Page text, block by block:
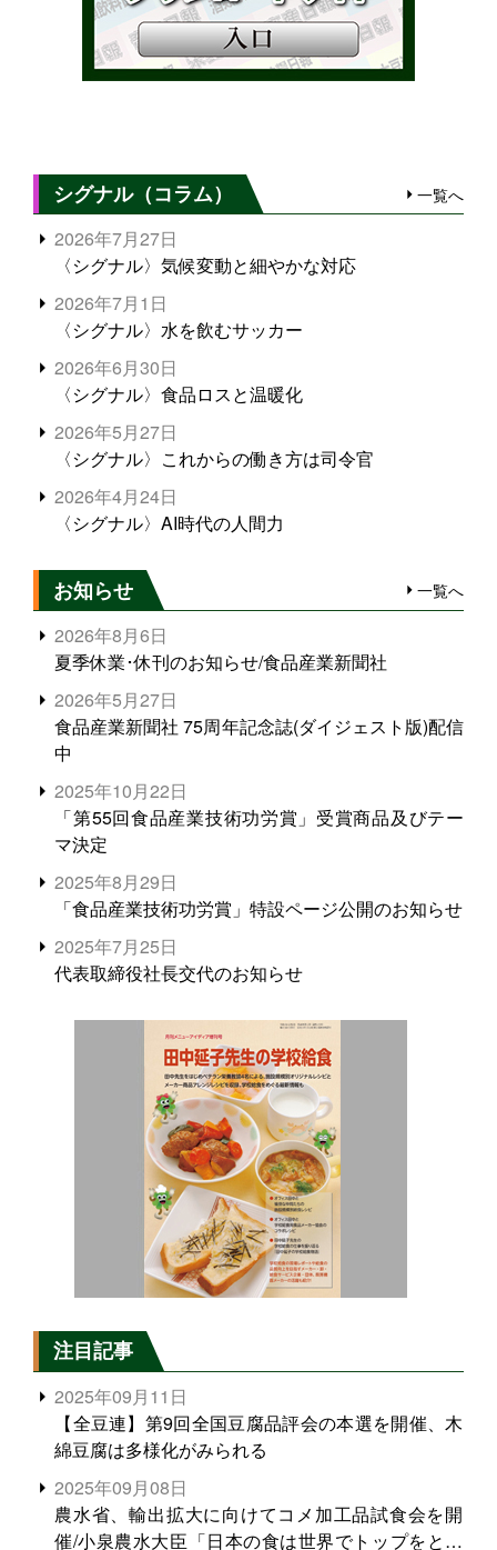
シグナル（コラム） 一覧へ
2026年7月27日
〈シグナル〉気候変動と細やかな対応
2026年7月1日
〈シグナル〉水を飲むサッカー
2026年6月30日
〈シグナル〉食品ロスと温暖化
2026年5月27日
〈シグナル〉これからの働き方は司令官
2026年4月24日
〈シグナル〉AI時代の人間力
お知らせ 一覧へ
2026年8月6日
夏季休業･休刊のお知らせ/食品産業新聞社
2026年5月27日
食品産業新聞社 75周年記念誌(ダイジェスト版)配信
中
2025年10月22日
「第55回食品産業技術功労賞」受賞商品及びテー
マ決定
2025年8月29日
「食品産業技術功労賞」特設ページ公開のお知らせ
2025年7月25日
代表取締役社長交代のお知らせ
注目記事
2025年09月11日
【全豆連】第9回全国豆腐品評会の本選を開催、木
綿豆腐は多様化がみられる
2025年09月08日
農水省、輸出拡大に向けてコメ加工品試食会を開
催/小泉農水大臣「日本の食は世界でトップをとれ